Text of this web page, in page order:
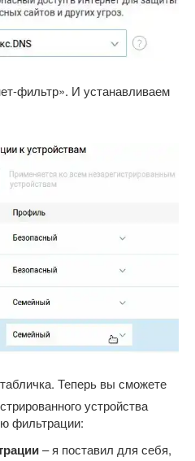
фильтр». И устанавливаем
Теперь вы сможете
устройства
фильтрации:
– я поставил для себя,